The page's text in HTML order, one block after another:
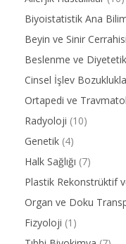
Biyoistatistik Ana
Beyin ve Sinir
Beslenme ve Diyetetik
Cinsel İşlev
Ortapedi ve
Radyoloji (10)
Genetik (4)
Halk Sağlığı (7)
Plastik Rekonstrüktif
Organ ve Doku
Fizyoloji (1)